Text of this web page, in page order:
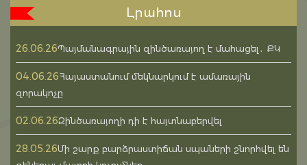
Լրահոս
26.06.26Պայմանագրային զինծառայող է մահացել․ ՔԿ
04.06.26Հայաստանում մեկնարկում է ամառային
զորակոչը
02.06.26Զինծառայողի դի է հայտնաբերվել
28.05.26Մի շարք բարձրաստիճան սպաների շնորհվել են